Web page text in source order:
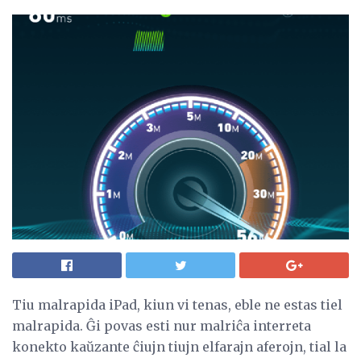
Tiu malrapida iPad, kiun vi tenas, eble ne estas tiel
malrapida. Ĝi povas esti nur malriĉa interreta
konekto kaŭzante ĉiujn tiujn elfarajn aferojn, tial la